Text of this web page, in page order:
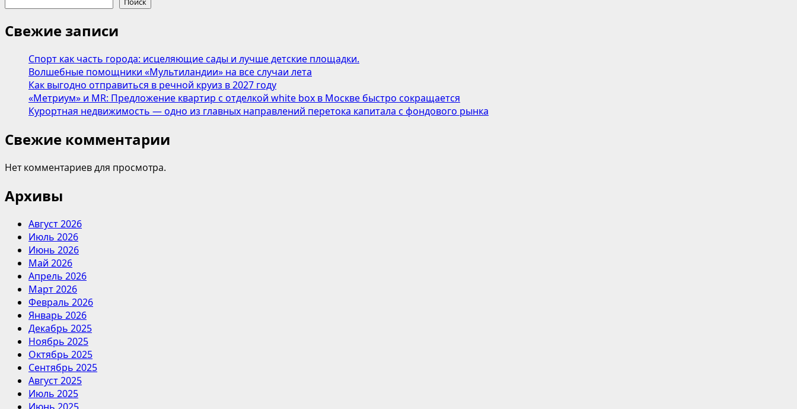
Свежие записи
Спорт как часть города: исцеляющие сады и лучше детские площадки.
Волшебные помощники «Мультиландии» на все случаи лета
Как выгодно отправиться в речной круиз в 2027 году
«Метриум» и MR: Предложение квартир с отделкой white box в Москве быстро сокращается
Курортная недвижимость — одно из главных направлений перетока капитала с фондового рынка
Свежие комментарии
Нет комментариев для просмотра.
Архивы
Август 2026
Июль 2026
Июнь 2026
Май 2026
Апрель 2026
Март 2026
Февраль 2026
Январь 2026
Декабрь 2025
Ноябрь 2025
Октябрь 2025
Сентябрь 2025
Август 2025
Июль 2025